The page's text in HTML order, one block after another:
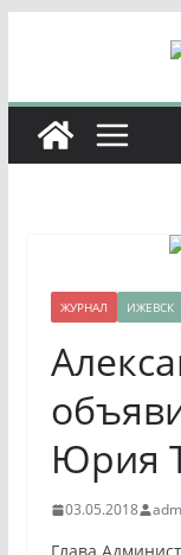
ЖУРНАЛ ИЖЕВСК
Юрия
03.05.2018